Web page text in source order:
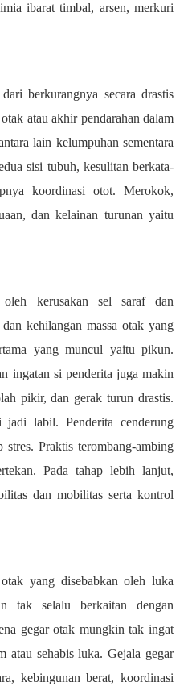
ibarat timbal, arsen, merkuri
berkurangnya secara drastis
atau akhir pendarahan dalam
lain kelumpuhan sementara
sisi tubuh, kesulitan berkata-
koordinasi otot. Merokok,
dan kelainan turunan yaitu
oleh kerusakan sel saraf dan
kehilangan massa otak yang
yang muncul yaitu pikun.
ingatan si penderita juga makin
pikir, dan gerak turun drastis.
labil. Penderita cenderung
stres. Praktis terombang-ambing
Pada tahap lebih lanjut,
dan mobilitas serta kontrol
yang disebabkan oleh luka
tak selalu berkaitan dengan
gegar otak mungkin tak ingat
atau sehabis luka. Gejala gegar
kebingunan berat, koordinasi